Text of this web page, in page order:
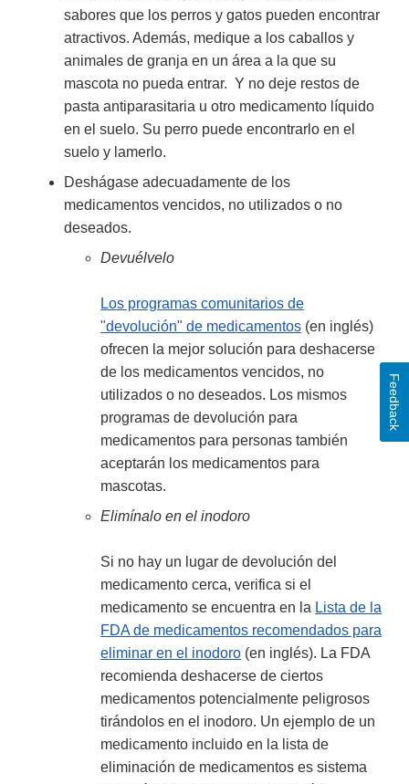
sabores que los perros y gatos pueden encontrar
atractivos. Además, medique a los caballos y
animales de granja en un área a la que su
mascota no pueda entrar. Y no deje restos de
pasta antiparasitaria u otro medicamento líquido
en el suelo. Su perro puede encontrarlo en el
suelo y lamerlo.
Deshágase adecuadamente de los
medicamentos vencidos, no utilizados o no
deseados.
Devuélvelo
Los programas comunitarios de
"devolución" de medicamentos (en inglés)
ofrecen la mejor solución para deshacerse
de los medicamentos vencidos, no
utilizados o no deseados. Los mismos
programas de devolución para
medicamentos para personas también
aceptarán los medicamentos para
mascotas.
Elimínalo en el inodoro
Si no hay un lugar de devolución del
medicamento cerca, verifica si el
medicamento se encuentra en la Lista de la
FDA de medicamentos recomendados para
eliminar en el inodoro (en inglés). La FDA
recomienda deshacerse de ciertos
medicamentos potencialmente peligrosos
tirándolos en el inodoro. Un ejemplo de un
medicamento incluido en la lista de
eliminación de medicamentos es sistema
Feedback